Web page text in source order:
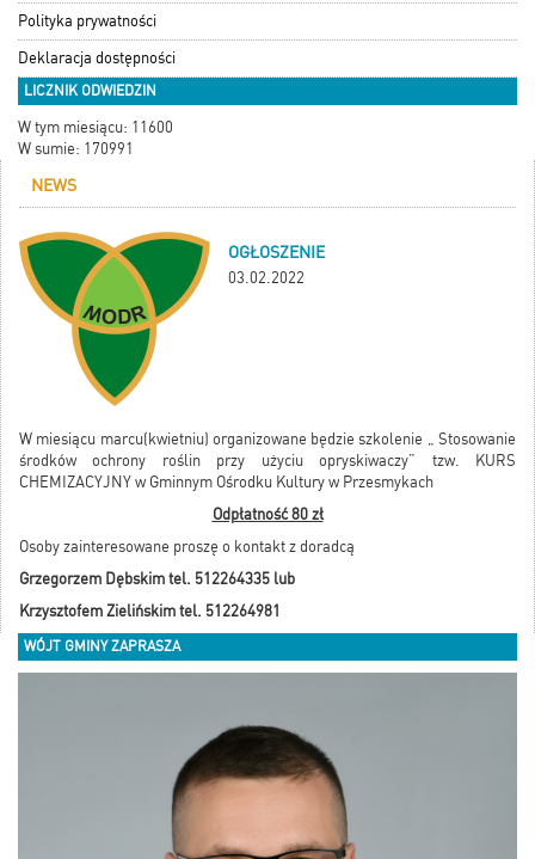
Polityka prywatności
Deklaracja dostępności
LICZNIK ODWIEDZIN
W tym miesiącu: 11600
W sumie: 170991
NEWS
OGŁOSZENIE
03.02.2022
W miesiącu marcu(kwietniu) organizowane będzie szkolenie „ Stosowanie
środków ochrony roślin przy użyciu opryskiwaczy” tzw. KURS
CHEMIZACYJNY w Gminnym Ośrodku Kultury w Przesmykach
Odpłatność 80 zł
Osoby zainteresowane proszę o kontakt z doradcą
Grzegorzem Dębskim tel. 512264335 lub
Krzysztofem Zielińskim tel. 512264981
WÓJT GMINY ZAPRASZA